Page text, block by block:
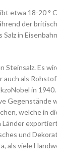
etwa 18-20 °
der
in
Steinsalz. Es
auch als
in 1940.
Gegenstände
welche in
und
als viele